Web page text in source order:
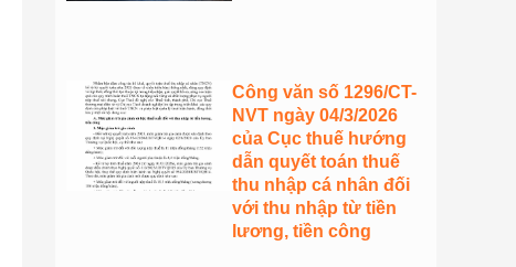
Công văn số 1296/CT-
NVT ngày 04/3/2026
của Cục thuế hướng
dẫn quyết toán thuế
thu nhập cá nhân đối
với thu nhập từ tiền
lương, tiền công